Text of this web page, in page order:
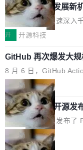
高了。全域营销服务商
度,案例厚度、全域覆盖
或造假。问题是，作为
看起来最令人兴奋的论
度宣传的。」 这才是真
都有问题，是最吸引眼
他引用的帖子来自
026 的读者：「看了篇 ...
的早期工程师之一，在
工作过。近日他在 X 上
认为现代 AI 领域最重要
理由很具体。FA 系列不
认为最重要的一个——复
驱动你去学 CuTe，但
er++ 优化所淹没，足够
键的是 FA2 的持久性...
共商智能硬件发展新
硬件开发者日杭州站
随着万物智联加速深入
单点设备迈向智能化、
鸿蒙通过统一技术底座
型智能设备的开发、连
也为产业链企业探索产
的空间。 8月14日，开
（OHDD：
r Day）将在杭州启航。
链企业和开发者，邀请
问，围绕开源鸿蒙技术
开 开源科技
GitHub 再次爆发大
8 月 6 日，GitHub
模服务降级，Actions
webhook 停发，连自托
障无法工作。Pages、
opilot coding agent 全
恢复，大约 12 小时。
起事故，其中四起与
局
Prime Agent 开源发
进的编程 Agent，
专家基线
Prime Intellect 发布了
的编程 Agent Harness
象：Recursive
局